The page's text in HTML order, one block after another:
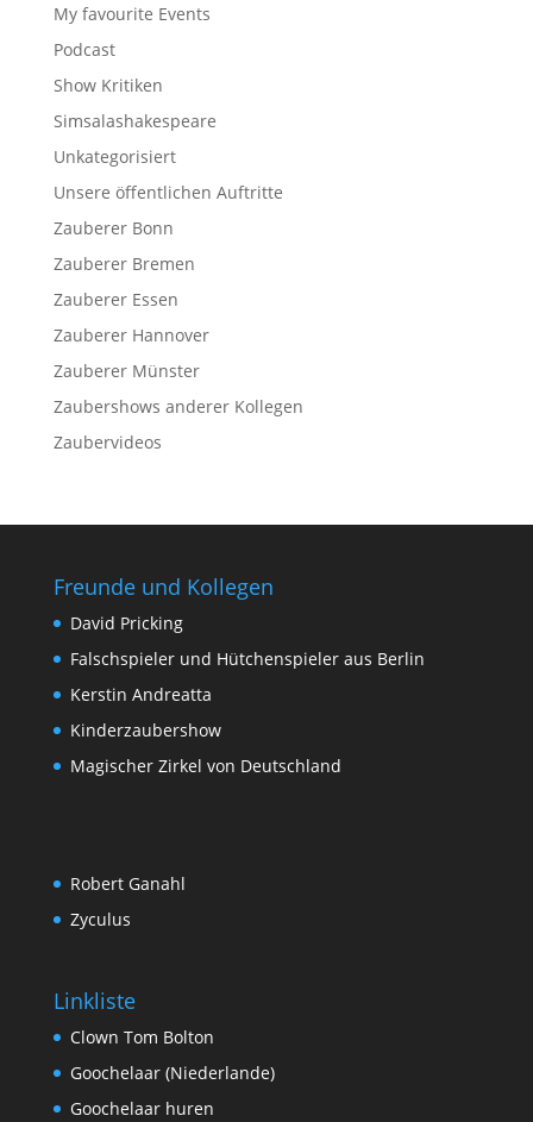
My favourite Events
Podcast
Show Kritiken
Simsalashakespeare
Unkategorisiert
Unsere öffentlichen Auftritte
Zauberer Bonn
Zauberer Bremen
Zauberer Essen
Zauberer Hannover
Zauberer Münster
Zaubershows anderer Kollegen
Zaubervideos
Freunde und Kollegen
David Pricking
Falschspieler und Hütchenspieler aus Berlin
Kerstin Andreatta
Kinderzaubershow
Magischer Zirkel von Deutschland
Robert Ganahl
Zyculus
Linkliste
Clown Tom Bolton
Goochelaar (Niederlande)
Goochelaar huren